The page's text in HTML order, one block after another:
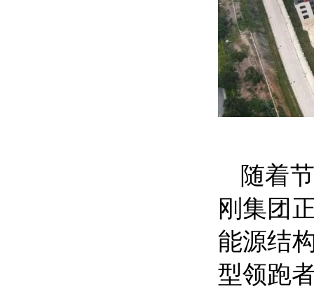
随着
刚集团
能源结
型领跑